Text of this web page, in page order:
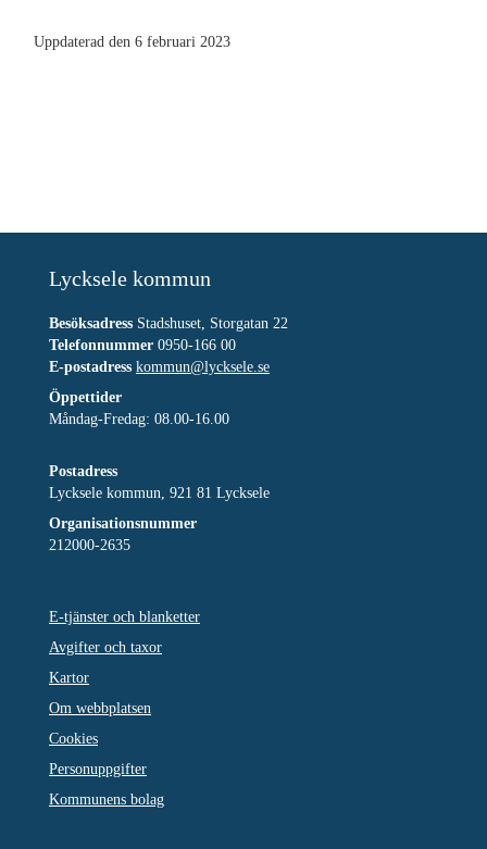
Uppdaterad den 6 februari 2023
Lycksele kommun
Besöksadress Stadshuset, Storgatan 22
Telefonnummer 0950-166 00
E-postadress kommun@lycksele.se
Öppettider
Måndag-Fredag: 08.00-16.00
Postadress
Lycksele kommun, 921 81 Lycksele
Organisationsnummer
212000-2635
E-tjänster och blanketter
Avgifter och taxor
Kartor
Om webbplatsen
Cookies
Personuppgifter
Kommunens bolag